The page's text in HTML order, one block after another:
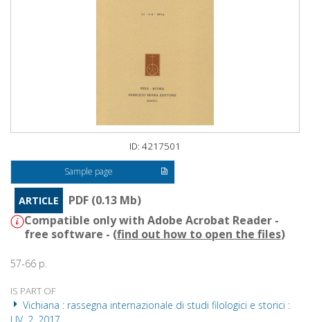
ID: 4217501
Sample page
ARTICLE
PDF (0.13 Mb)
Compatible only with Adobe Acrobat Reader -
free software - (find out how to open the files)
57-66 p.
IS PART OF
Vichiana : rassegna internazionale di studi filologici e storici :